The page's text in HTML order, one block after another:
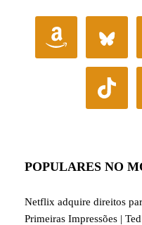
POPULARES NO
Netflix adquire direitos
Primeiras Impressões |